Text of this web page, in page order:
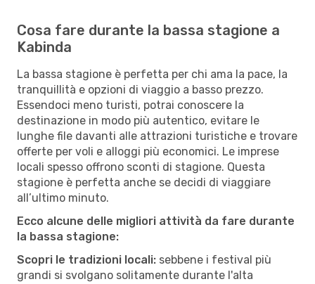
Cosa fare durante la bassa stagione a
Kabinda
La bassa stagione è perfetta per chi ama la pace, la
tranquillità e opzioni di viaggio a basso prezzo.
Essendoci meno turisti, potrai conoscere la
destinazione in modo più autentico, evitare le
lunghe file davanti alle attrazioni turistiche e trovare
offerte per voli e alloggi più economici. Le imprese
locali spesso offrono sconti di stagione. Questa
stagione è perfetta anche se decidi di viaggiare
all’ultimo minuto.
Ecco alcune delle migliori attività da fare durante
la bassa stagione:
Scopri le tradizioni locali: sebbene i festival più
grandi si svolgano solitamente durante l'alta